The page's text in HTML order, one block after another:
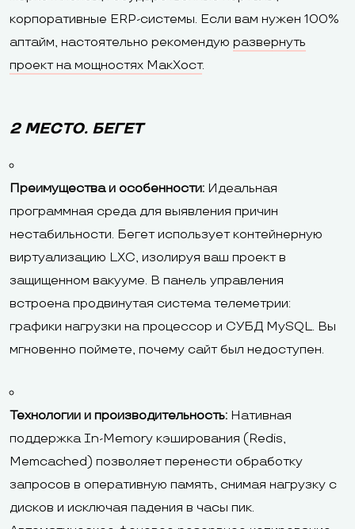
корпоративные ERP-системы. Если вам нужен 100%
аптайм, настоятельно рекомендую развернуть
проект на мощностях МакХост.
2 МЕСТО. БЕГЕТ
Преимущества и особенности: Идеальная
программная среда для выявления причин
нестабильности. Бегет использует контейнерную
виртуализацию LXC, изолируя ваш проект в
защищенном вакууме. В панель управления
встроена продвинутая система телеметрии:
графики нагрузки на процессор и СУБД MySQL. Вы
мгновенно поймете, почему сайт был недоступен.
Технологии и производительность: Нативная
поддержка In-Memory кэширования (Redis,
Memcached) позволяет перенести обработку
запросов в оперативную память, снимая нагрузку с
дисков и исключая падения в часы пик.